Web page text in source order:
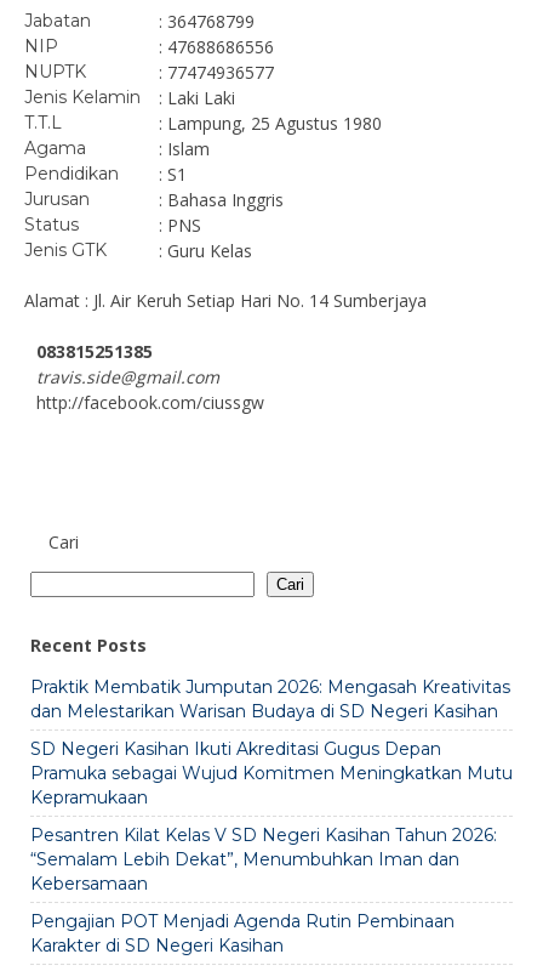
Jabatan : 364768799
NIP : 47688686556
NUPTK : 77474936577
Jenis Kelamin : Laki Laki
T.T.L : Lampung, 25 Agustus 1980
Agama : Islam
Pendidikan : S1
Jurusan : Bahasa Inggris
Status : PNS
Jenis GTK : Guru Kelas
Alamat : Jl. Air Keruh Setiap Hari No. 14 Sumberjaya
083815251385
travis.side@gmail.com
http://facebook.com/ciussgw
Cari
Cari
Recent Posts
Praktik Membatik Jumputan 2026: Mengasah Kreativitas
dan Melestarikan Warisan Budaya di SD Negeri Kasihan
SD Negeri Kasihan Ikuti Akreditasi Gugus Depan
Pramuka sebagai Wujud Komitmen Meningkatkan Mutu
Kepramukaan
Pesantren Kilat Kelas V SD Negeri Kasihan Tahun 2026:
“Semalam Lebih Dekat”, Menumbuhkan Iman dan
Kebersamaan
Pengajian POT Menjadi Agenda Rutin Pembinaan
Karakter di SD Negeri Kasihan